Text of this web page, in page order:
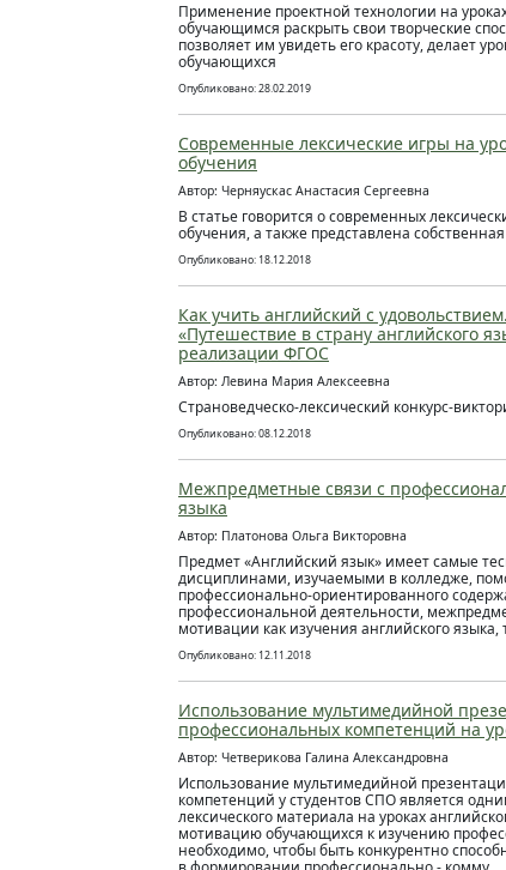
Применение проектной технологии на
обучающимся раскрыть свои творческие
позволяет им увидеть его красоту, делает
обучающихся
Опубликовано: 28.02.2019
Современные лексические игры на
обучения
Автор: Черняускас Анастасия Сергеевна
В статье говорится о современных
обучения, а также представлена
Опубликовано: 18.12.2018
Как учить английский с
«Путешествие в страну английского
реализации ФГОС
Автор: Левина Мария Алексеевна
Страноведческо-лексический конкурс-
Опубликовано: 08.12.2018
Межпредметные связи с
языка
Автор: Платонова Ольга Викторовна
Предмет «Английский язык» имеет самые
дисциплинами, изучаемыми в колледже,
профессионально-ориентированного
профессиональной деятельности,
мотивации как изучения английского
Опубликовано: 12.11.2018
Использование мультимедийной
профессиональных компетенций на
Автор: Четверикова Галина Александровна
Использование мультимедийной
компетенций у студентов СПО является
лексического материала на уроках
мотивацию обучающихся к изучению
необходимо, чтобы быть конкурентно